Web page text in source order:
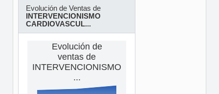
Evolución de Ventas de
INTERVENCIONISMO
CARDIOVASCUL...
Evolución de
ventas de
INTERVENCIONISMO
...